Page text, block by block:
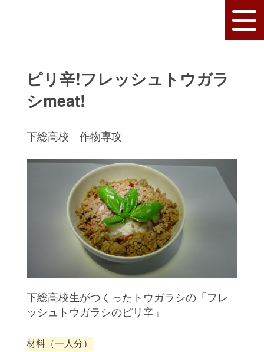
ピリ辛!フレッシュトウガラ
シmeat!
下総高校 作物専攻
下総高校生がつくったトウガラシの「フレ
ッシュトウガラシのピリ辛」
材料（一人分）